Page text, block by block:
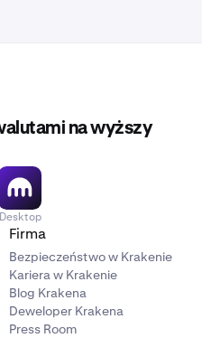
na wyższy
Desktop
Firma
Bezpieczeństwo w Krakenie
Kariera w Krakenie
Blog Krakena
Deweloper Krakena
Press Room